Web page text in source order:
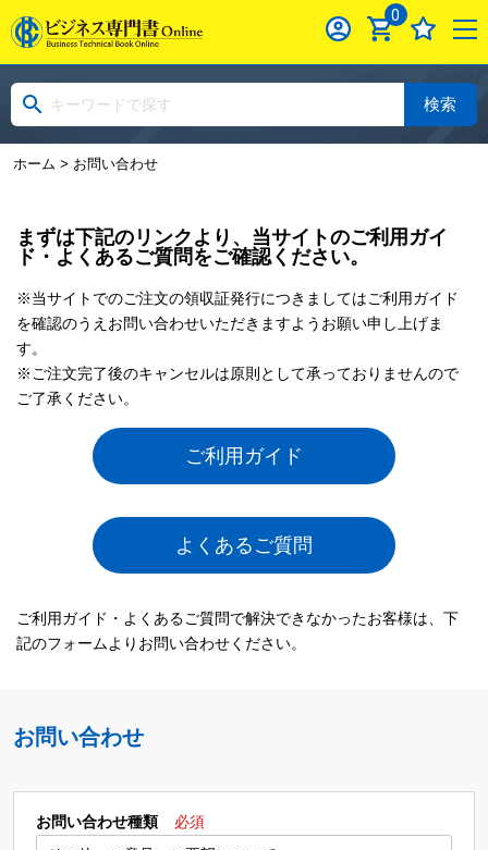
0
検索
ホーム > お問い合わせ
まずは下記のリンクより、当サイトのご利用ガイ
ド・よくあるご質問をご確認ください。
※当サイトでのご注文の領収証発行につきましてはご利用ガイド
を確認のうえお問い合わせいただきますようお願い申し上げま
す。
※ご注文完了後のキャンセルは原則として承っておりませんので
ご了承ください。
ご利用ガイド
よくあるご質問
ご利用ガイド・よくあるご質問で解決できなかったお客様は、下
記のフォームよりお問い合わせください。
お問い合わせ
お問い合わせ種類 必須